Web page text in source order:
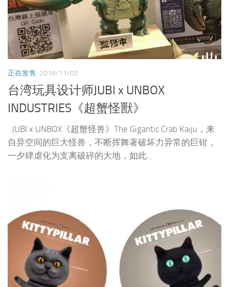
正在发售 2016/11/02
台湾玩具设计师JUBI x UNBOX
INDUSTRIES《超蟹怪獸》
JUBI x UNBOX《超蟹怪兽》The Gigantic Crab Kaiju，来
自异空间的巨大怪兽，不断挥舞著破坏力异常的巨钳，
一夕肆虐化为支离破碎的大地，如此...